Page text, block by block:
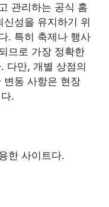
관리하는 공식 홈
성을 유지하기 위
. 특히 축제나 행사
므로 가장 정확한
다만, 개별 상점의
변동 사항은 현장
.
한 사이트다.